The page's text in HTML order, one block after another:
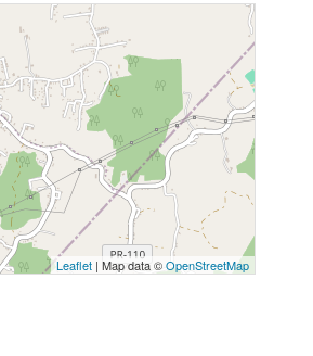
Leaflet | Map data ©OpenStreetMap